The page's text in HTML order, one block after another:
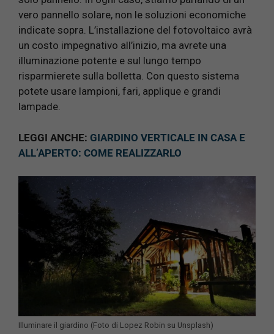
vero pannello solare, non le soluzioni economiche
indicate sopra. L’installazione del fotovoltaico avrà
un costo impegnativo all’inizio, ma avrete una
illuminazione potente e sul lungo tempo
risparmierete sulla bolletta. Con questo sistema
potete usare lampioni, fari, applique e grandi
lampade.
LEGGI ANCHE: GIARDINO VERTICALE IN CASA E
ALL’APERTO: COME REALIZZARLO
Illuminare il giardino (Foto di Lopez Robin su Unsplash)